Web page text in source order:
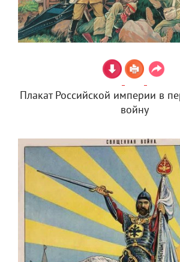
Плакат Российской империи в
войну